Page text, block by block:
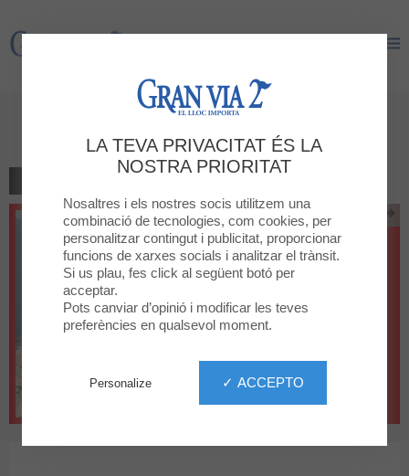
Gran Via 2
geox rebajas
LA TEVA PRIVACITAT ÉS LA
NOSTRA PRIORITAT
Nosaltres i els nostres socis utilitzem una
combinació de tecnologies, com cookies, per
personalitzar contingut i publicitat, proporcionar
funcions de xarxes socials i analitzar el trànsit.
Si us plau, fes click al següent botó per
acceptar.
Pots canviar d’opinió i modificar les teves
preferències en qualsevol moment.
✓ ACCEPTO
Personalize